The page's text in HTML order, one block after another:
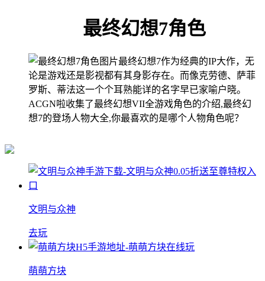
最终幻想7角色
最终幻想7作为经典的IP大作，无
论是游戏还是影视都有其身影存在。而像克劳德、萨菲
罗斯、蒂法这一个个耳熟能详的名字早已家喻户晓。
ACGN啦收集了最终幻想VII全游戏角色的介绍,最终幻
想7的登场人物大全,你最喜欢的是哪个人物角色呢？
文明与众神
去玩
萌萌方块